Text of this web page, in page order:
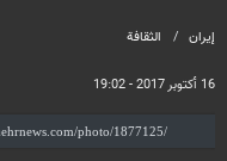
إيران الثقافة
16 أكتوبر 2017 - 19:02